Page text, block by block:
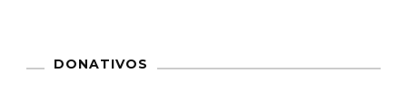
DONATIVOS